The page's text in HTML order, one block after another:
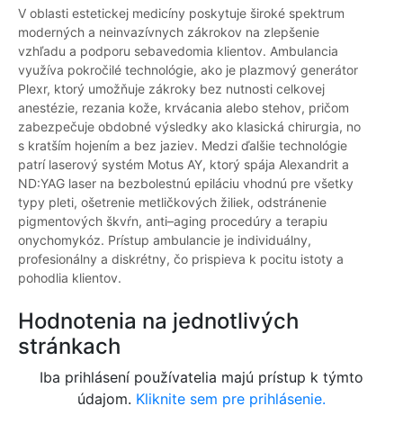
V oblasti estetickej medicíny poskytuje široké spektrum
moderných a neinvazívnych zákrokov na zlepšenie
vzhľadu a podporu sebavedomia klientov. Ambulancia
využíva pokročilé technológie, ako je plazmový generátor
Plexr, ktorý umožňuje zákroky bez nutnosti celkovej
anestézie, rezania kože, krvácania alebo stehov, pričom
zabezpečuje obdobné výsledky ako klasická chirurgia, no
s kratším hojením a bez jaziev. Medzi ďalšie technológie
patrí laserový systém Motus AY, ktorý spája Alexandrit a
ND:YAG laser na bezbolestnú epiláciu vhodnú pre všetky
typy pleti, ošetrenie metličkových žiliek, odstránenie
pigmentových škvŕn, anti–aging procedúry a terapiu
onychomykóz. Prístup ambulancie je individuálny,
profesionálny a diskrétny, čo prispieva k pocitu istoty a
pohodlia klientov.
Hodnotenia na jednotlivých
stránkach
Iba prihlásení používatelia majú prístup k týmto
údajom. Kliknite sem pre prihlásenie.